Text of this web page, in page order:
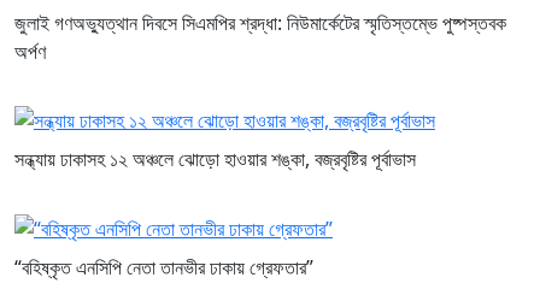
জুলাই গণঅভ্যুত্থান দিবসে সিএমপির শ্রদ্ধা: নিউমার্কেটের স্মৃতিস্তম্ভে পুষ্পস্তবক
অর্পণ
সন্ধ্যায় ঢাকাসহ ১২ অঞ্চলে ঝোড়ো হাওয়ার শঙ্কা, বজ্রবৃষ্টির পূর্বাভাস
“বহিষ্কৃত এনসিপি নেতা তানভীর ঢাকায় গ্রেফতার”